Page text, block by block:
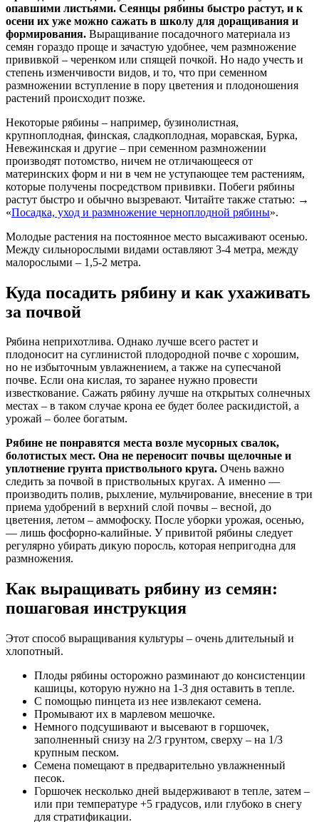
опавшими листьями. Сеянцы рябины быстро растут, и к
осени их уже можно сажать в школу для доращивания и
формирования. Выращивание посадочного материала из
семян гораздо проще и зачастую удобнее, чем размножение
прививкой – черенком или спящей почкой. Но надо учесть и
степень изменчивости видов, и то, что при семенном
размножении вступление в пору цветения и плодоношения
растений происходит позже.
Некоторые рябины – например, бузинолистная,
крупноплодная, финская, сладкоплодная, моравская, Бурка,
Невежинская и другие – при семенном размножении
производят потомство, ничем не отличающееся от
материнских форм и ни в чем не уступающее тем растениям,
которые получены посредством прививки. Побеги рябины
растут быстро и обычно вызревают. Читайте также статью: →
«Посадка, уход и размножение черноплодной рябины».
Молодые растения на постоянное место высаживают осенью.
Между сильнорослыми видами оставляют 3-4 метра, между
малорослыми – 1,5-2 метра.
Куда посадить рябину и как ухаживать
за почвой
Рябина неприхотлива. Однако лучше всего растет и
плодоносит на суглинистой плодородной почве с хорошим,
но не избыточным увлажнением, а также на супесчаной
почве. Если она кислая, то заранее нужно провести
известкование. Сажать рябину лучше на открытых солнечных
местах – в таком случае крона ее будет более раскидистой, а
урожай – более богатым.
Рябине не понравятся места возле мусорных свалок,
болотистых мест. Она не переносит почвы щелочные и
уплотнение грунта приствольного круга. Очень важно
следить за почвой в приствольных кругах. А именно —
производить полив, рыхление, мульчирование, внесение в три
приема удобрений в верхний слой почвы – весной, до
цветения, летом – аммофоску. После уборки урожая, осенью,
— лишь фосфорно-калийные. У привитой рябины следует
регулярно убирать дикую поросль, которая непригодна для
размножения.
Как выращивать рябину из семян:
пошаговая инструкция
Этот способ выращивания культуры – очень длительный и
хлопотный.
Плоды рябины осторожно разминают до консистенции
кашицы, которую нужно на 1-3 дня оставить в тепле.
С помощью пинцета из нее извлекают семена.
Промывают их в марлевом мешочке.
Немного подсушивают и высевают в горшочек,
заполненный снизу на 2/3 грунтом, сверху – на 1/3
крупным песком.
Семена помещают в предварительно увлажненный
песок.
Горшочек несколько дней выдерживают в тепле, затем –
или при температуре +5 градусов, или глубоко в снегу
для стратификации.